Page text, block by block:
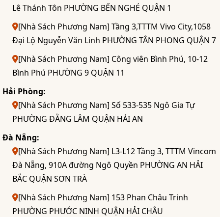
Lê Thánh Tôn PHƯỜNG BẾN NGHÉ QUẬN 1
[Nhà Sách Phương Nam] Tầng 3,TTTM Vivo City,1058
Đại Lộ Nguyễn Văn Linh PHƯỜNG TÂN PHONG QUẬN 7
[Nhà Sách Phương Nam] Công viên Bình Phú, 10-12
Bình Phú PHƯỜNG 9 QUẬN 11
Hải Phòng:
[Nhà Sách Phương Nam] Số 533-535 Ngô Gia Tự
PHƯỜNG ĐẰNG LÂM QUẬN HẢI AN
Đà Nẵng:
[Nhà Sách Phương Nam] L3-L12 Tầng 3, TTTM Vincom
Đà Nẵng, 910A đường Ngô Quyền PHƯỜNG AN HẢI
BẮC QUẬN SƠN TRÀ
[Nhà Sách Phương Nam] 153 Phan Châu Trinh
PHƯỜNG PHƯỚC NINH QUẬN HẢI CHÂU